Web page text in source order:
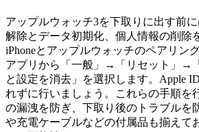
アップルウォッチ3を下取りに出す前
解除とデータ初期化、個人情報の削除
iPhoneとアップルウォッチのペアリン
アプリから「一般」→「リセット」→
と設定を消去」を選択します。Apple
れずに行いましょう。これらの手順を
の漏洩を防ぎ、下取り後のトラブルを
や充電ケーブルなどの付属品も揃えて